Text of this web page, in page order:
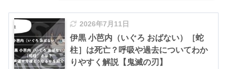
2026年7月11日
伊黒 小芭内（いぐろ おばない）［蛇
柱］は死亡？呼吸や過去についてわか
りやすく解説【鬼滅の刃】